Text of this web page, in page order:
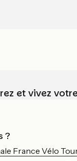
et vivez
?
France Vélo